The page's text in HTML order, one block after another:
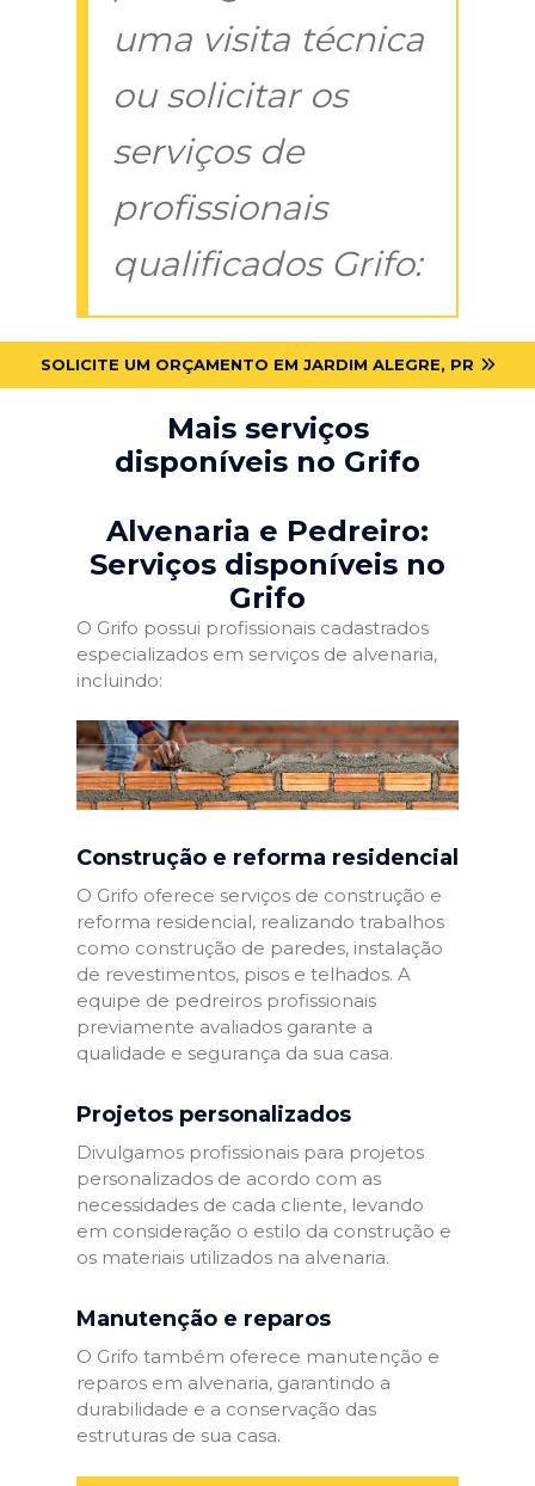
uma visita técnica
ou solicitar os
serviços de
profissionais
qualificados Grifo:
SOLICITE UM ORÇAMENTO EM JARDIM ALEGRE, PR
Mais serviços
disponíveis no Grifo
Alvenaria e Pedreiro:
Serviços disponíveis no
Grifo
O Grifo possui profissionais cadastrados
especializados em serviços de alvenaria,
incluindo:
Construção e reforma residencial
O Grifo oferece serviços de construção e
reforma residencial, realizando trabalhos
como construção de paredes, instalação
de revestimentos, pisos e telhados. A
equipe de pedreiros profissionais
previamente avaliados garante a
qualidade e segurança da sua casa.
Projetos personalizados
Divulgamos profissionais para projetos
personalizados de acordo com as
necessidades de cada cliente, levando
em consideração o estilo da construção e
os materiais utilizados na alvenaria.
Manutenção e reparos
O Grifo também oferece manutenção e
reparos em alvenaria, garantindo a
durabilidade e a conservação das
estruturas de sua casa.